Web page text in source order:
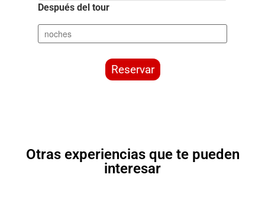
Después del tour
Reservar
Otras experiencias que te pueden
interesar